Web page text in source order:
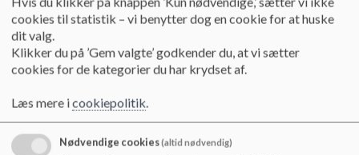
på årsmøde d. 4. juni. Følgende skal
samt evt. inddragelse af kontaktforældre.
Drøftelse og beslutning
Bilag Ingen bilag
cookies til statistik – vi benytter dog en cookie for at huske
dit valg.
Klikker du på ’Gem valgte’ godkender du, at vi sætter
cookies for de kategorier du har krydset af.
Læs mere icookiepolitik.
Nødvendige cookies(altid nødvendig)